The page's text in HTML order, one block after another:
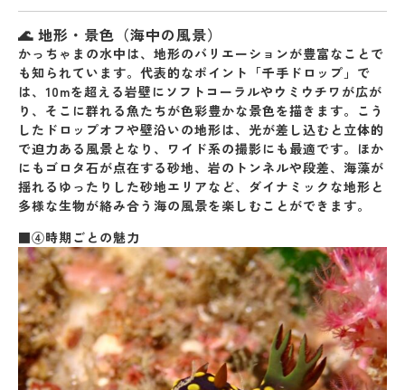
🌊 地形・景色（海中の風景）
かっちゃまの水中は、 地形のバリエーションが豊富なことで
も知られています。代表的なポイント「千手ドロップ」で
は、10mを超える岩壁に ソフトコーラルやウミウチワ が広が
り、そこに群れる魚たちが色彩豊かな景色を描きます。こう
した ドロップオフや壁沿いの地形は、光が差し込むと立体的
で迫力ある風景となり、ワイド系の撮影にも最適です。ほか
にも ゴロタ石が点在する砂地、岩のトンネルや段差、海藻が
揺れるゆったりした砂地エリアなど、ダイナミックな地形と
多様な生物が絡み合う海の風景を楽しむことができます。
■④時期ごとの魅力